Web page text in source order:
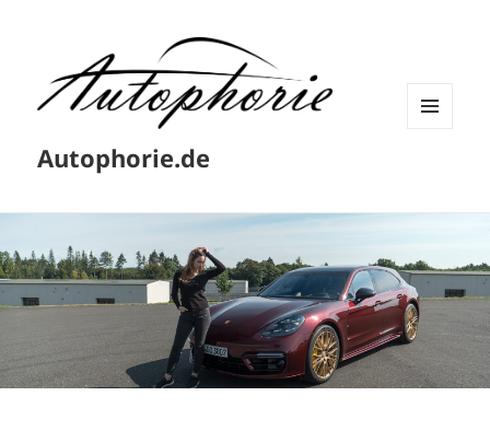
Autophorie.de